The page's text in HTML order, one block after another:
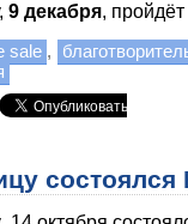
9 декабря,
sale ,